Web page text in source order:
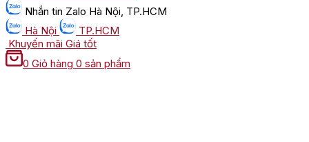
Nhắn tin Zalo Hà Nội, TP.HCM
Hà Nội
TP.HCM
Khuyến mãi Giá tốt
0 Giỏ hàng 0 sản phẩm